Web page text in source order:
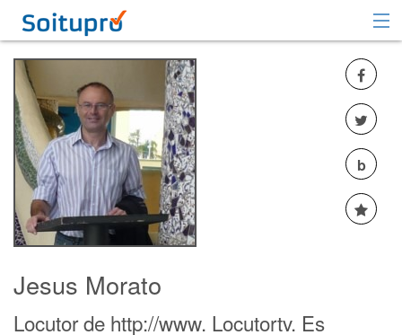
Recomendar
Registrarse
Iniciar sesión
b
Jesus Morato
Locutor de http://www. Locutortv. Es